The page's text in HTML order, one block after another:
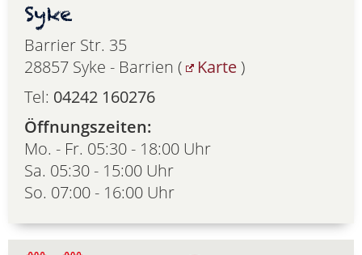
Syke
Barrier Str. 35
28857 Syke - Barrien (
Karte )
Tel: 04242 160276
Öffnungszeiten:
Mo. - Fr. 05:30 - 18:00 Uhr
Sa. 05:30 - 15:00 Uhr
So. 07:00 - 16:00 Uhr